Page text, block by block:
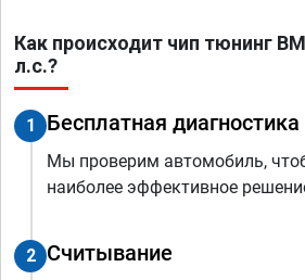
Как происходит чип тюнинг
л.с.?
1 Бесплатная диагностика
Мы проверим автомобиль,
наиболее эффективное
2 Считывание